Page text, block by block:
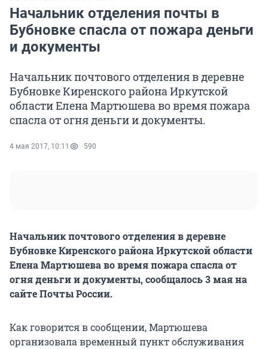
Начальник отделения почты в
Бубновке спасла от пожара деньги
и документы
Начальник почтового отделения в деревне
Бубновке Киренского района Иркутской
области Елена Мартюшева во время пожара
спасла от огня деньги и документы.
4 мая 2017, 10:11 590
Начальник почтового отделения в деревне
Бубновке Киренского района Иркутской области
Елена Мартюшева во время пожара спасла от
огня деньги и документы, сообщалось 3 мая на
сайте Почты России.
Как говорится в сообщении, Мартюшева
организовала временный пункт обслуживания